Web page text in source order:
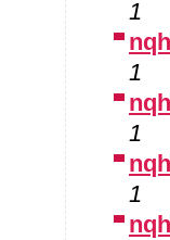
1
1
1
1